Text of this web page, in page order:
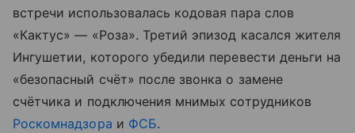
встречи использовалась кодовая пара слов
«Кактус» — «Роза». Третий эпизод касался жителя
Ингушетии, которого убедили перевести деньги на
«безопасный счёт» после звонка о замене
счётчика и подключения мнимых сотрудников
Роскомнадзора и ФСБ.